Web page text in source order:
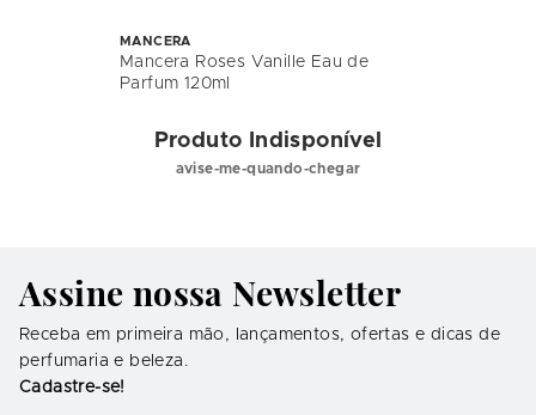
MANCERA
Mancera Roses Vanille Eau de
Parfum 120ml
Produto Indisponível
avise-me-quando-chegar
Assine nossa Newsletter
Receba em primeira mão, lançamentos, ofertas e dicas de
perfumaria e beleza.
Cadastre-se!